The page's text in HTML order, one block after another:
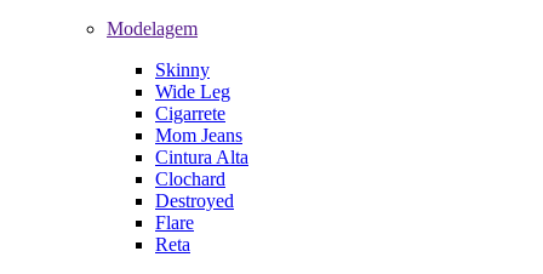
Modelagem
Skinny
Wide Leg
Cigarrete
Mom Jeans
Cintura Alta
Clochard
Destroyed
Flare
Reta